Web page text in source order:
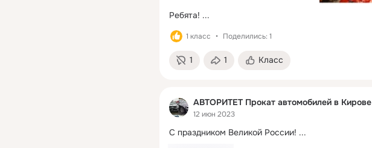
Ребята! ...
1 класс Поделились: 1
1 1 Класс
АВТОРИТЕТ Прокат автомобилей в Кирове
12 июн 2023
С праздником Великой России! ...